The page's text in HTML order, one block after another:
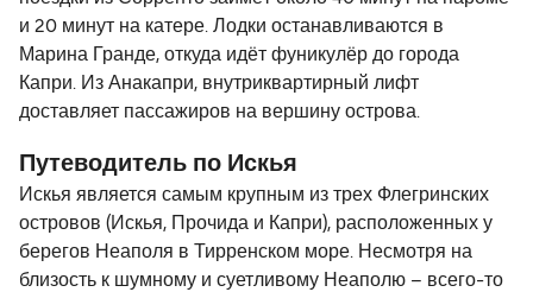
и 20 минут на катере. Лодки останавливаются в
Марина Гранде, откуда идёт фуникулёр до города
Капри. Из Анакапри, внутриквартирный лифт
доставляет пассажиров на вершину острова.
Путеводитель по Искья
Искья является самым крупным из трех Флегринских
островов (Искья, Прочида и Капри), расположенных у
берегов Неаполя в Тирренском море. Несмотря на
близость к шумному и суетливому Неаполю – всего-то